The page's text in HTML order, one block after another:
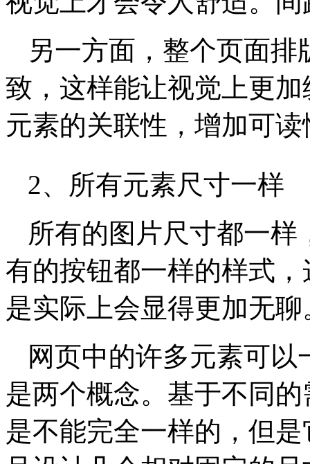
另一方面，整个页面
致，这样能让视觉上更
元素的关联性，增加可读
2、所有元素尺寸一样
所有的图片尺寸都一
有的按钮都一样的样式
是实际上会显得更加无聊
网页中的许多元素可
是两个概念。基于不同
是不能完全一样的，但